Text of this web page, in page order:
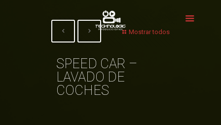
Mostrar todos
SPEED CAR –
LAVADO DE
COCHES